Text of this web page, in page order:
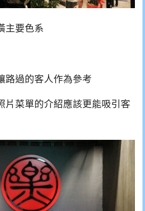
主要色系
路過的客人作為參考
片菜單的介紹應該更能吸引客